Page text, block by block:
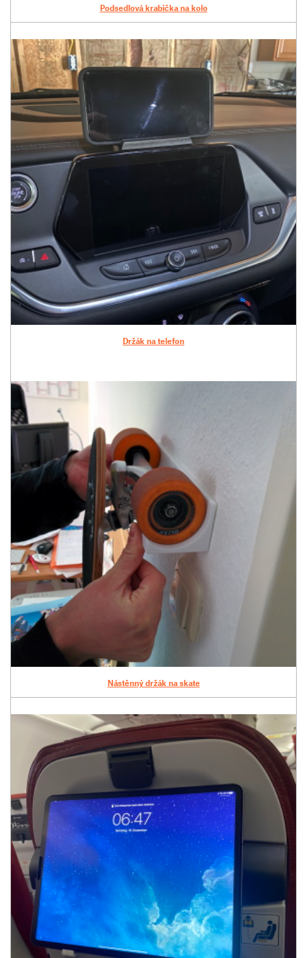
Podsedlová krabička na kolo
Držák na telefon
Nástěnný držák na skate